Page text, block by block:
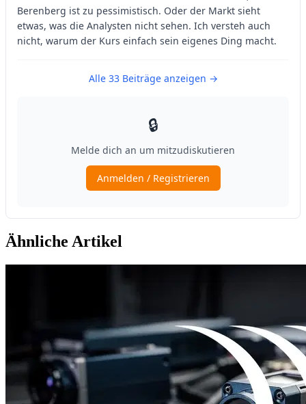
Ähnliche Artikel